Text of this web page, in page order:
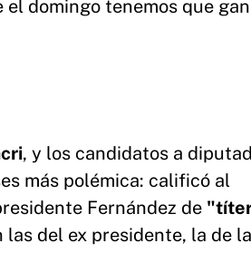
domingo tenemos que
, y los candidatos a
más polémica: calificó al
Fernández de
del ex presidente, la de